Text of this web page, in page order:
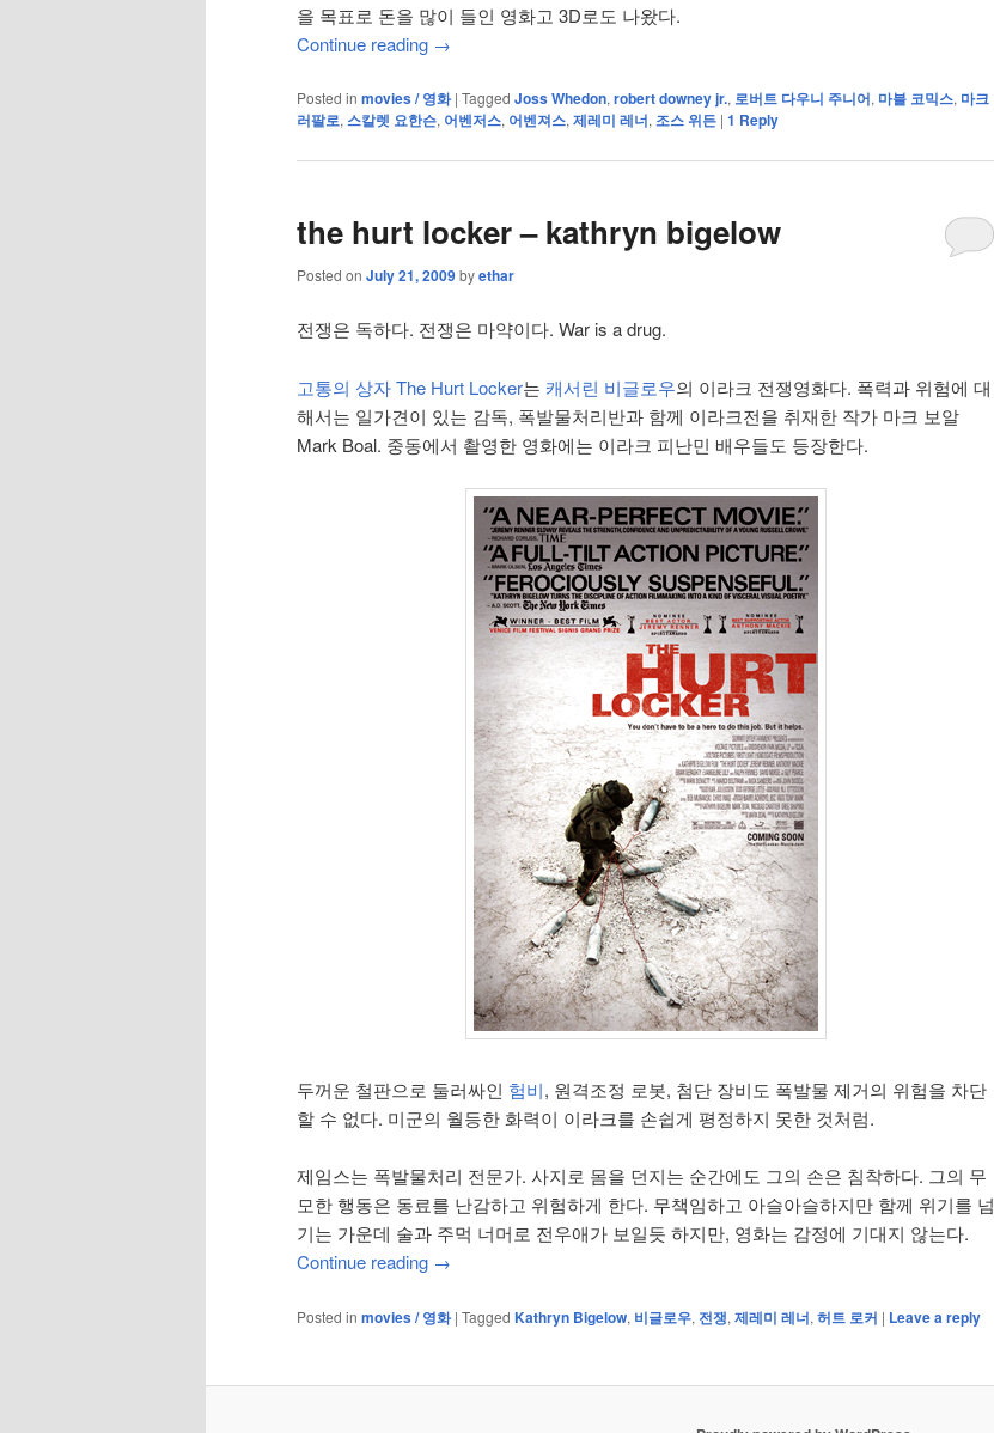
을 목표로 돈을 많이 들인 영화고 3D로도 나왔다.
Continue reading →
Posted in movies / 영화 | Tagged Joss Whedon, robert downey jr., 로버트 다우니 주니어, 마블 코믹스, 마크
러팔로, 스칼렛 요한슨, 어벤저스, 어벤져스, 제레미 레너, 조스 위든 | 1 Reply
the hurt locker – kathryn bigelow
Posted on July 21, 2009byethar
전쟁은 독하다. 전쟁은 마약이다. War is a drug.
고통의 상자 The Hurt Locker는 캐서린 비글로우의 이라크 전쟁영화다. 폭력과 위험에 대
해서는 일가견이 있는 감독, 폭발물처리반과 함께 이라크전을 취재한 작가 마크 보알
Mark Boal. 중동에서 촬영한 영화에는 이라크 피난민 배우들도 등장한다.
두꺼운 철판으로 둘러싸인 험비, 원격조정 로봇, 첨단 장비도 폭발물 제거의 위험을 차단
할 수 없다. 미군의 월등한 화력이 이라크를 손쉽게 평정하지 못한 것처럼.
제임스는 폭발물처리 전문가. 사지로 몸을 던지는 순간에도 그의 손은 침착하다. 그의 무
모한 행동은 동료를 난감하고 위험하게 한다. 무책임하고 아슬아슬하지만 함께 위기를 넘
기는 가운데 술과 주먹 너머로 전우애가 보일듯 하지만, 영화는 감정에 기대지 않는다.
Continue reading →
Posted in movies / 영화 | Tagged Kathryn Bigelow, 비글로우, 전쟁, 제레미 레너, 허트 로커 | Leave a reply